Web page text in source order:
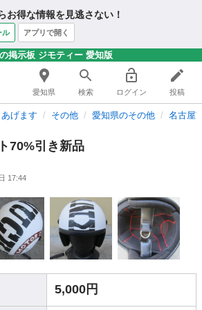
お得な情報を見逃さない！
ル アプリで開く
掲示板 ジモティー 愛知版
愛知県 検索 ログイン 投稿
げます その他 愛知県のその他 名古屋
70%引き新品
17:44
5,000円